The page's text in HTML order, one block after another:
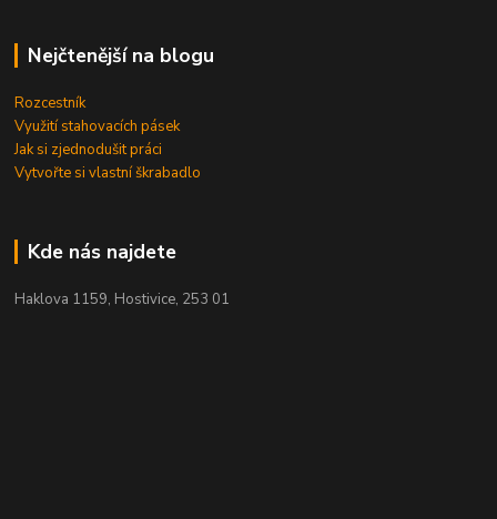
Nejčtenější na blogu
Rozcestník
Využití stahovacích pásek
Jak si zjednodušit práci
Vytvořte si vlastní škrabadlo
Kde nás najdete
Haklova 1159, Hostivice, 253 01